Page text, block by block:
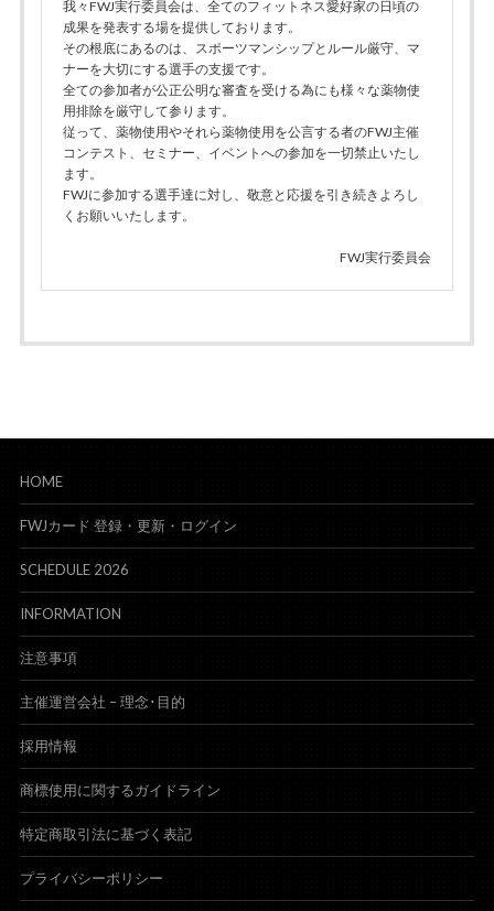
我々FWJ実行委員会は、全てのフィットネス愛好家の日頃の
成果を発表する場を提供しております。
その根底にあるのは、スポーツマンシップとルール厳守、マ
ナーを大切にする選手の支援です。
全ての参加者が公正公明な審査を受ける為にも様々な薬物使
用排除を厳守して参ります。
従って、薬物使用やそれら薬物使用を公言する者のFWJ主催
コンテスト、セミナー、イベントへの参加を一切禁止いたし
ます。
FWJに参加する選手達に対し、敬意と応援を引き続きよろし
くお願いいたします。
FWJ実行委員会
HOME
FWJカード 登録・更新・ログイン
SCHEDULE 2026
INFORMATION
注意事項
主催運営会社 – 理念･目的
採用情報
商標使用に関するガイドライン
特定商取引法に基づく表記
プライバシーポリシー